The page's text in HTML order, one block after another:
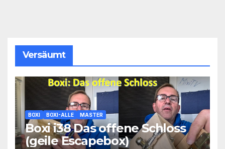
Versäumt
BOXI BOXI-ALLE MASTER
Boxi i38 Das offene Schloss
(geile Escapebox)